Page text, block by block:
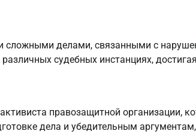
сложными делами, связанными с
судебных инстанциях,
правозащитной организации,
дела и убедительным